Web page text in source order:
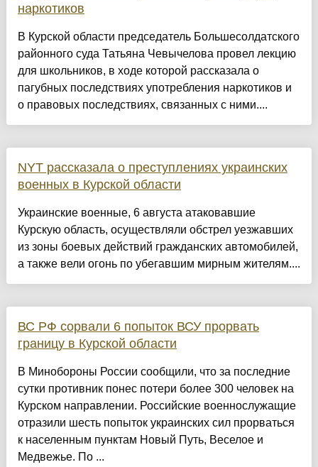
наркотиков
В Курской области председатель Большесолдатского
районного суда Татьяна Чевычелова провел лекцию
для школьников, в ходе которой рассказала о
пагубных последствиях употребления наркотиков и
о правовых последствиях, связанных с ними....
NYT рассказала о преступлениях украинских
военных в Курской области
Украинские военные, 6 августа атаковавшие
Курскую область, осуществляли обстрел уезжавших
из зоны боевых действий гражданских автомобилей,
а также вели огонь по убегавшим мирным жителям....
ВС РФ сорвали 6 попыток ВСУ прорвать
границу в Курской области
В Минобороны России сообщили, что за последние
сутки противник понес потери более 300 человек на
Курском направлении. Российские военнослужащие
отразили шесть попыток украинских сил прорваться
к населенным пунктам Новый Путь, Веселое и
Медвежье. По ...